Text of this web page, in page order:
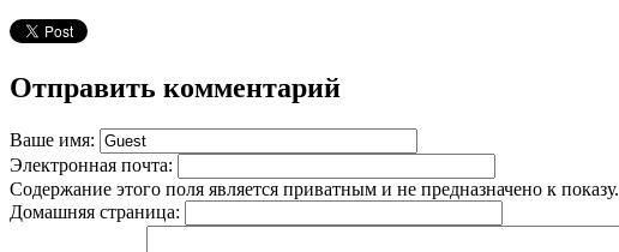
Отправить комментарий
Ваше имя:
Электронная почта:
Содержание этого поля является приватным и не предназначено к показу.
Домашняя страница: